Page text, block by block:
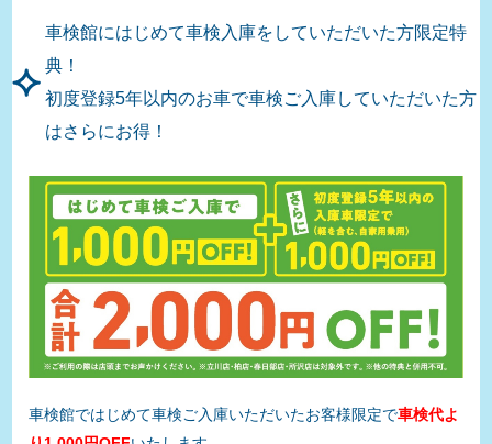
車検館にはじめて車検入庫をしていただいた方限定特
典！
初度登録5年以内のお車で車検ご入庫していただいた方
はさらにお得！
車検館ではじめて車検ご入庫いただいたお客様限定で車検代よ